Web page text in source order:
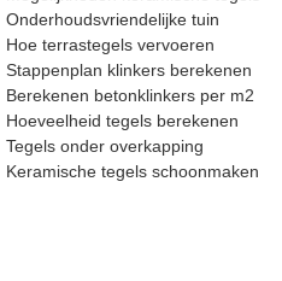
Onderhoudsvriendelijke tuin
Hoe terrastegels vervoeren
Stappenplan klinkers berekenen
Berekenen betonklinkers per m2
Hoeveelheid tegels berekenen
Tegels onder overkapping
Keramische tegels schoonmaken